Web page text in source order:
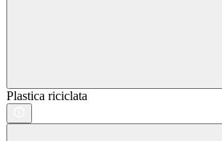
Plastica riciclata